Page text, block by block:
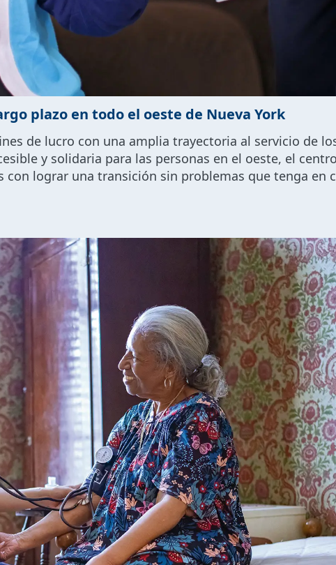
plazo en todo el oeste de Nueva York
de lucro con una amplia trayectoria al servicio de
y solidaria para las personas en el oeste, el
lograr una transición sin problemas que tenga en